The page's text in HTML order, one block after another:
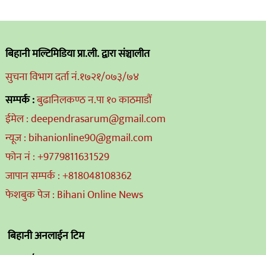
बिहानी मल्टिमिडिया प्रा.ली. द्वारा संञ्चालीत
सुचना विभाग दर्ता नं.१७२१/०७३/७४
सम्पर्क :बुढानिलकण्ठ न.पा १० काठमाडौं
ईमेल : deependrasarum@gmail.com
न्यूज : bihanionline90@gmail.com
फोन नं : +9779811631529
जापान सम्पर्क : +818048108362
फेशबुक पेज : Bihani Online News
बिहानी अनलाईन टिम